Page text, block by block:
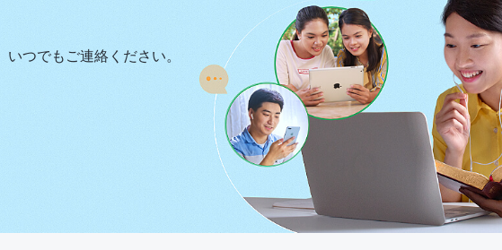
つでもご連絡ください。